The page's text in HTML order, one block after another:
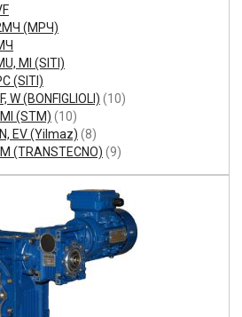
(МРЧ)
MI (SITI)
(SITI)
(BONFIGLIOLI) (10)
(STM) (10)
EV (Yilmaz) (8)
(TRANSTECNO) (9)